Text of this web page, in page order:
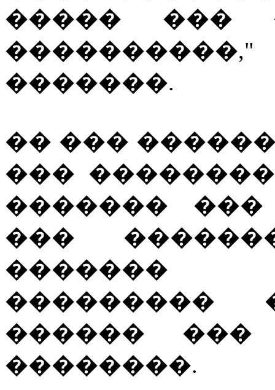
����� ���
�������.
�� ���
���
�������
���
�������
���������
������ ���
��������.